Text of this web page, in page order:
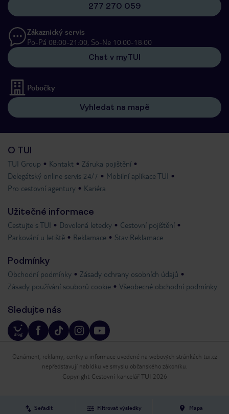
Seřadit Filtrovat výsledky Mapa
277 270 059
Zákaznický servis
Po-Pá 08:00-21:00, So-Ne 10:00-18:00
Chat v myTUI
Pobočky
Vyhledat na mapě
O TUI
TUI Group Kontakt
Záruka pojištění
Delegátský online servis 24/7
Mobilní aplikace TUI
Pro cestovní agentury
Kariéra
Užitečné informace
Cestujte s TUI Dovolená letecky
Cestovní pojištění
Parkování u letiště
Reklamace Stav Reklamace
Podmínky
Obchodní podmínky
Zásady ochrany osobních údajů
Zásady používání souborů cookie
Všeobecné obchodní podmínky
Sledujte nás
Oznámení, reklamy, ceníky a informace uvedené na webových stránkách tui.cz
nepředstavují nabídku ve smyslu občanského zákoníku.
Copyright Cestovní kancelář TUI 2026